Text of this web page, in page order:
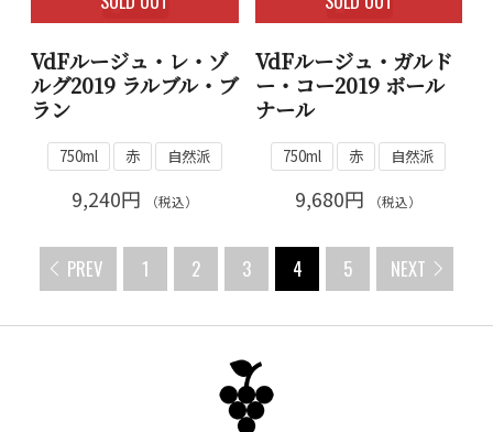
VdFルージュ・レ・ゾ
ルグ2019 ラルブル・ブ
ラン
750ml 赤 自然派
9,240円 （税込）
VdFルージュ・ガルド
ー・コー2019 ボール
ナール
750ml 赤 自然派
9,680円 （税込）
PREV 1 2 3 4 5 NEXT